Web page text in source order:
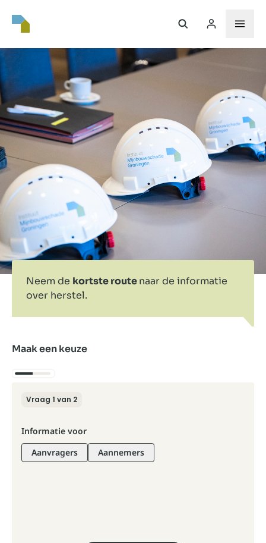
Neem de kortste routenaar de informatie
over herstel.
Maak een keuze
Vraag 1 van 2
Informatie voor
Aanvragers
Aannemers